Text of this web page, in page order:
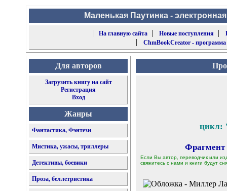
Маленькая Паутинка -
|
На главную сайта| Новые поступления |
| ChmBookCreator -
Для авторов
Загрузить книгу на сайт
Регистрация
Вход
Жанры
Фантастика, Фэнтези
Мистика, ужасы, триллеры
Детективы, боевики
Проза, беллетристика
цикл:
Фрагмент
Если Вы автор, переводчик или
свяжитесь с нами и книги будут